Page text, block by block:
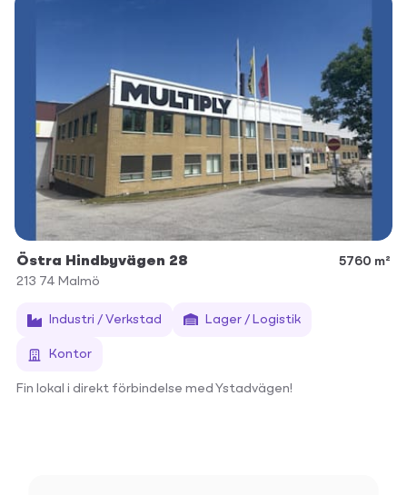
Östra Hindbyvägen 28
5760 m²
213 74 Malmö
Industri / Verkstad Lager / Logistik
Kontor
Fin lokal i direkt förbindelse med Ystadvägen!